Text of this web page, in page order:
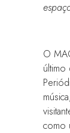
O
como